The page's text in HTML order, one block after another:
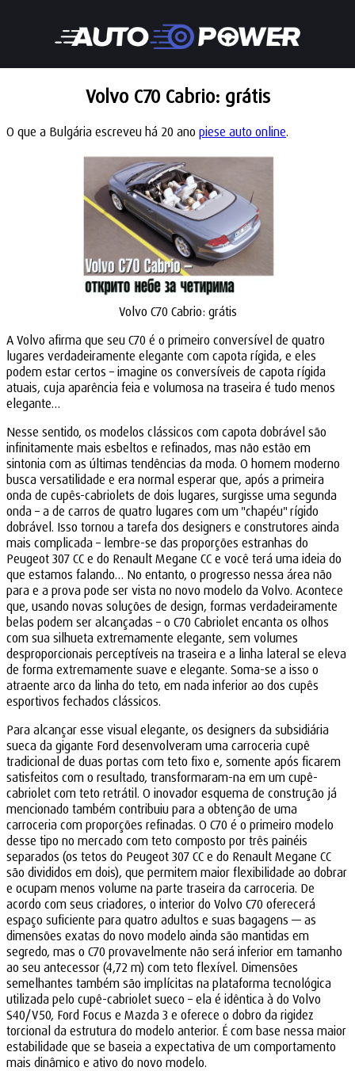
Volvo C70 Cabrio: grátis
O que a Bulgária escreveu há 20 ano piese auto online.
Volvo C70 Cabrio: grátis
A Volvo afirma que seu C70 é o primeiro conversível de quatro
lugares verdadeiramente elegante com capota rígida, e eles
podem estar certos – imagine os conversíveis de capota rígida
atuais, cuja aparência feia e volumosa na traseira é tudo menos
elegante…
Nesse sentido, os modelos clássicos com capota dobrável são
infinitamente mais esbeltos e refinados, mas não estão em
sintonia com as últimas tendências da moda. O homem moderno
busca versatilidade e era normal esperar que, após a primeira
onda de cupês-cabriolets de dois lugares, surgisse uma segunda
onda – a de carros de quatro lugares com um "chapéu" rígido
dobrável. Isso tornou a tarefa dos designers e construtores ainda
mais complicada – lembre-se das proporções estranhas do
Peugeot 307 CC e do Renault Megane CC e você terá uma ideia do
que estamos falando… No entanto, o progresso nessa área não
para e a prova pode ser vista no novo modelo da Volvo. Acontece
que, usando novas soluções de design, formas verdadeiramente
belas podem ser alcançadas – o C70 Cabriolet encanta os olhos
com sua silhueta extremamente elegante, sem volumes
desproporcionais perceptíveis na traseira e a linha lateral se eleva
de forma extremamente suave e elegante. Soma-se a isso o
atraente arco da linha do teto, em nada inferior ao dos cupês
esportivos fechados clássicos.
Para alcançar esse visual elegante, os designers da subsidiária
sueca da gigante Ford desenvolveram uma carroceria cupê
tradicional de duas portas com teto fixo e, somente após ficarem
satisfeitos com o resultado, transformaram-na em um cupê-
cabriolet com teto retrátil. O inovador esquema de construção já
mencionado também contribuiu para a obtenção de uma
carroceria com proporções refinadas. O C70 é o primeiro modelo
desse tipo no mercado com teto composto por três painéis
separados (os tetos do Peugeot 307 CC e do Renault Megane CC
são divididos em dois), que permitem maior flexibilidade ao dobrar
e ocupam menos volume na parte traseira da carroceria. De
acordo com seus criadores, o interior do Volvo C70 oferecerá
espaço suficiente para quatro adultos e suas bagagens — as
dimensões exatas do novo modelo ainda são mantidas em
segredo, mas o C70 provavelmente não será inferior em tamanho
ao seu antecessor (4,72 m) com teto flexível. Dimensões
semelhantes também são implícitas na plataforma tecnológica
utilizada pelo cupê-cabriolet sueco – ela é idêntica à do Volvo
S40/V50, Ford Focus e Mazda 3 e oferece o dobro da rigidez
torcional da estrutura do modelo anterior. É com base nessa maior
estabilidade que se baseia a expectativa de um comportamento
mais dinâmico e ativo do novo modelo.